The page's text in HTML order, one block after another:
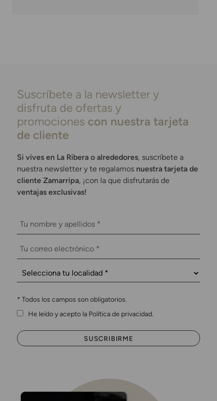
Suscríbete a la newsletter y
disfruta de ofertas y
promociones con nuestra tarjeta
de cliente
Si vives en La Ribera o alrededores, suscríbete a
nuestra newsletter y te regalamos nuestra tarjeta de
cliente Zamarripa, ¡con la que disfrutarás de
ventajas exclusivas!
* Todos los campos son obligatorios.
He leído y acepto la Política de privacidad.